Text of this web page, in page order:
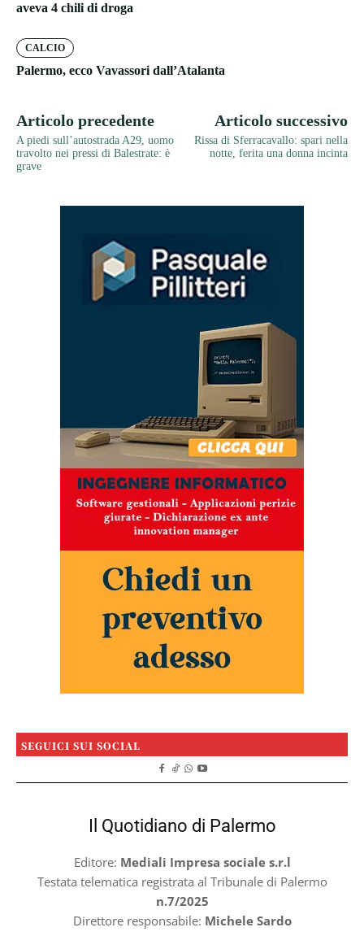
aveva 4 chili di droga
CALCIO
Palermo, ecco Vavassori dall’Atalanta
Articolo precedente
A piedi sull’autostrada A29, uomo
travolto nei pressi di Balestrate: è
grave
Articolo successivo
Rissa di Sferracavallo: spari nella
notte, ferita una donna incinta
SEGUICI SUI SOCIAL
Il Quotidiano di Palermo
Editore: Mediali Impresa sociale s.r.l
Testata telematica registrata al Tribunale di Palermo
n.7/2025
Direttore responsabile: Michele Sardo